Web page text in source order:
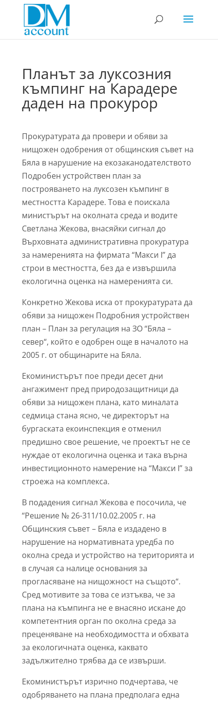
Планът за луксозния
къмпинг на Карадере
даден на прокурор
Прокуратурата да провери и обяви за
нищожен одобрения от общинския съвет на
Бяла в нарушение на екозаканодателството
Подробен устройствен план за
построяването на луксозен къмпинг в
местността Карадере. Това е поискала
министърът на околната среда и водите
Светлана Жекова, внасяйки сигнал до
Върховната административна прокуратура
за намеренията на фирмата “Макси І” да
строи в местността, без да е извършила
екологична оценка на намеренията си.
Конкретно Жекова иска от прокуратурата да
обяви за нищожен Подробния устройствен
план – План за регулация на ЗО “Бяла –
север“, който е одобрен още в началото на
2005 г. от общинарите на Бяла.
Екоминистърът пое преди десет дни
ангажимент пред природозащитници да
обяви за нищожен плана, като миналата
седмица стана ясно, че директорът на
бургаската екоинспекция е отменил
предишно свое решение, че проектът не се
нуждае от екологична оценка и така върна
инвестиционното намерение на “Макси І” за
строежа на комплекса.
В подадения сигнал Жекова е посочила, че
“Решение № 26-311/10.02.2005 г. на
Общинския съвет – Бяла е издадено в
нарушение на нормативната уредба по
околна среда и устройство на територията и
в случая са налице основания за
прогласяване на нищожност на същото“.
Сред мотивите за това се изтъква, че за
плана на къмпинга не е внасяно искане до
компетентния орган по околна среда за
преценяване на необходимостта и обхвата
за екологичната оценка, каквато
задължително трябва да се извърши.
Екоминистърът изрично подчертава, че
одобряването на плана предполага една